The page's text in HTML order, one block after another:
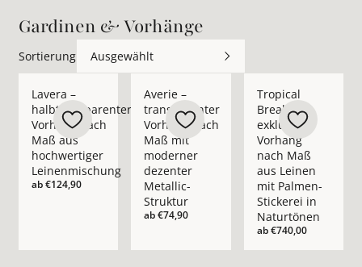
Gardinen & Vorhänge
Sortierung Ausgewählt
Lavera –
halbtransparenter
Vorhang nach
Maß aus
hochwertiger
Leinenmischung
ab€124,90
Averie –
transparenter
Vorhang nach
Maß mit
moderner
dezenter
Metallic-
Struktur
ab€74,90
Tropical
Break –
exklusiver
Vorhang
nach Maß
aus Leinen
mit Palmen-
Stickerei in
Naturtönen
ab€740,00